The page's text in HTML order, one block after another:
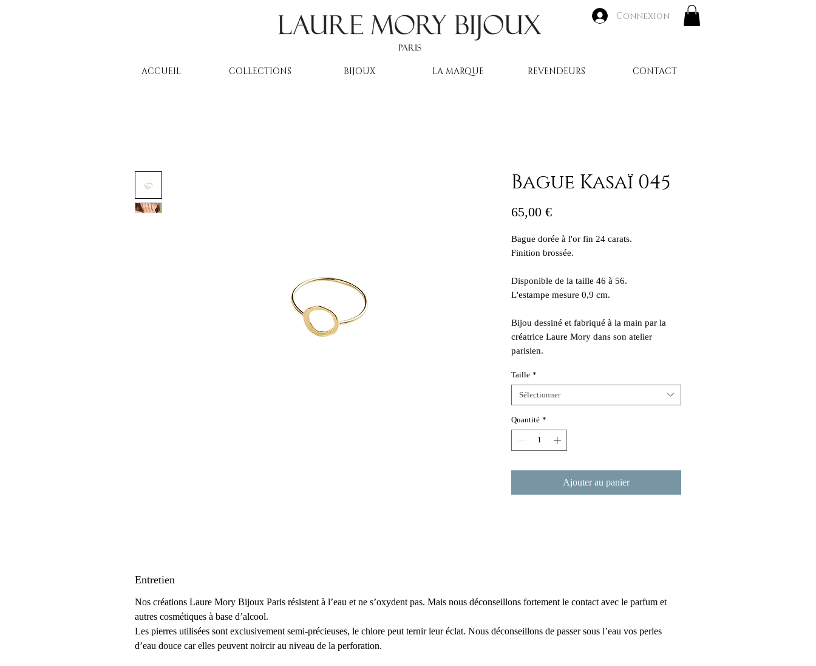
Connexion
ACCUEIL COLLECTIONS BIJOUX LA MARQUE REVENDEURS CONTACT
Bague Kasaï 045
65,00 €Prix
Bague dorée à l'or fin 24 carats.
Finition brossée.
Disponible de la taille 46 à 56.
L'estampe mesure 0,9 cm.
Bijou dessiné et fabriqué à la main par la
créatrice Laure Mory dans son atelier
parisien.
Taille *
Sélectionner
Quantité *
Ajouter au panier
Entretien
Nos créations Laure Mory Bijoux Paris résistent à l’eau et ne s’oxydent pas. Mais nous déconseillons fortement le contact avec le parfum et
autres cosmétiques à base d’alcool.
Les pierres utilisées sont exclusivement semi-précieuses, le chlore peut ternir leur éclat. Nous déconseillons de passer sous l’eau vos perles
d’eau douce car elles peuvent noircir au niveau de la perforation.